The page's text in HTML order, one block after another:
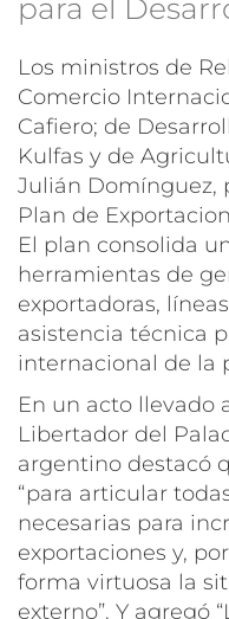
para el
Los ministros de
Comercio
Cafiero; de
Kulfas y de
Julián Domínguez,
Plan de
El plan consolida
herramientas de
exportadoras,
asistencia técnica
internacional de la
En un acto llevado
Libertador del
argentino destacó
“para articular
necesarias para
exportaciones y,
forma virtuosa la
externo”. Y agregó